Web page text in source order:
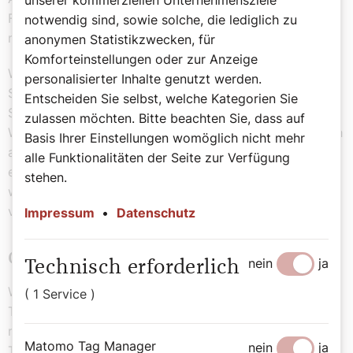
Frage. Denn, sagt Wolfgang Treitler, „es hilft dir
niemand, auch kein Gott.“
Wolfgang Treitler ist vorsichtig geworden mit dem
Sprechen über Gott. Vieles, was wir heute unter dem
Stichwort Gott vermitteln, sei eine Wunschvorstellung.
Wünsche seien zwar wichtig, sagt er, sie zielten letztlich
auf Hoffnung. Ja, Gott sei die Liebe, im Sinne von
etwas, wonach wir uns sehnten. Problematisch aber ist,
wenn gesagt wird, Gott sei als Liebe erfahrbar. Denn
viele Menschen haben das nie erlebt.
Gott als „Geheimnis des Abgrundes“
Wolfgang Treitler unterrichtet seit 35 Jahren
Theologiestudierende. Mit der Kirche gebrochen hat er
nie. Wie ist das möglich? Die Kirche überliefere ihm
notwendig sind, sowie solche, die lediglich zu
anonymen Statistikzwecken, für
Komforteinstellungen oder zur Anzeige
personalisierter Inhalte genutzt werden.
Entscheiden Sie selbst, welche Kategorien Sie
zulassen möchten. Bitte beachten Sie, dass auf
Basis Ihrer Einstellungen womöglich nicht mehr
alle Funktionalitäten der Seite zur Verfügung
stehen.
Impressum • Datenschutz
Technisch erforderlich
( 1 Service )
nein ja
Matomo Tag Manager nein ja